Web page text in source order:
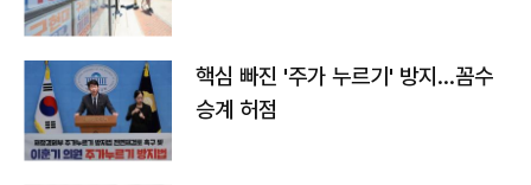
핵심 빠진 '주가 누르기' 방지…꼼수
승계 허점